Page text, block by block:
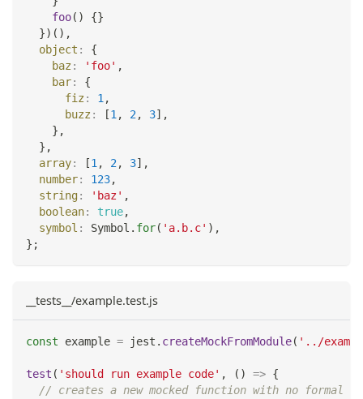
foo( ) {}
}) ( ) ,
object :
{
baz : 'foo' ,
bar:
{
fiz : 1 ,
buzz : [1 , 2, 3] ,
} ,
} ,
array: [1 , 2, 3] ,
number: 123,
string: 'baz' ,
boolean: true,
symbol : Symbol . for( 'a.b.c' ) ,
} ;
__tests__/example.test.js
const example = jest . createMockFromModule( '../
test ( 'should run example code' , ( ) => {
// creates a new mocked function with no formal